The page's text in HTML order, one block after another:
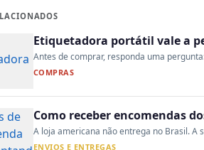
Etiquetadora portátil vale a
Antes de comprar, responda uma
COMPRAS
Como receber encomendas
A loja americana não entrega no Brasil. A
ENVIOS E ENTREGAS